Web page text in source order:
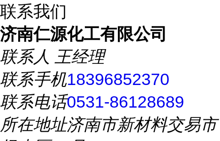
联系我们
济南仁源化工有限公司
联系人 王经理
联系手机18396852370
联系电话0531-86128689
所在地址济南市新材料交易市